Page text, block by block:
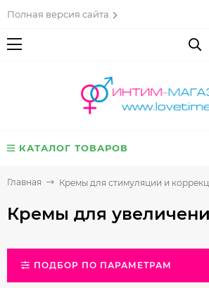
Полная версия сайта
КАТАЛОГ ТОВАРОВ
Главная Кремы для стимуляции и
Кремы для
ПОДБОР ПО ПАРАМЕТРАМ